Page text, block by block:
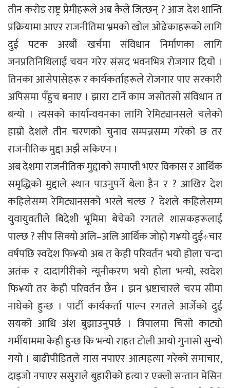
तीन करोड राष्ट्र प्रेमीहरूले अब कैले जित्छन् ? आज देश शान्ति
प्रक्रियामा आएर राजनीतिमा भ्रमको खोल ओढेकाहरूको लागि
दुई पटक अरबौं खर्चमा संविधान निर्माणका लागि
जनप्रतिनिधिलाई चयन गरेर संसद भवनभित्र रोजगार दियो ।
तिनका आसेपासेहरू र कार्यकर्ताहरूले रोजगार पाए सरकारी
अपिसमा पँहुच बनाए । झारा टार्ने काम जसोतसो संविधान त
बन्यो । त्यसको कार्यान्वयनका लागि रेमिट्यानसले चलेको
हाम्रो देशले तीन चरणको चुनाव सम्पन्नसम्म गरेको छ तर
राजनीतिक मुद्दा अझै सकिएन ।
अब देशमा राजनीतिक मुद्दाको समाप्ती भएर विकास र आर्थिक
समृद्धिको मुद्दाले स्थान पाउनुपर्ने बेला हैन र ? आखिर देश
कहिलेसम्म रेमिट्यानसको भरले चल्छ ? देशले कहिलेसम्म
युवायुवतीले बिदेशी भूमिमा बेचेको रगतले शासकहरूलाई
पाल्छ ? सीप सिक्यो अलि–अलि आर्थिक जोहो ग¥यो दुई÷चार
वर्षपछि स्वदेश फि¥यो अब त केही परिवर्तन भयो होला चन्दा
अतंक र दादागीरीको न्यूनीकरण भयो होला भन्यो, स्वदेश
फि¥यो तर केही परिवर्तन छैन । झन भ्रष्टाचारले चरम सीमा
नाघेको हुन्छ । पार्टी कार्यकर्ता पाल्न रगतले आर्जेको दुई
सयको आधि अंश बुझाउनुपर्छ । त्रिपालमा चिसो काट्यो
गर्मीयाममा केही हुन्छ कि भन्यो राहत टोली आयो गुनासो सुन्यो
गयो । बाढीपीडितले गास नपाएर आत्महत्या गरेको समाचार,
दाइजो नपाएर ससुराले बुहारीको हत्या र एक्लो सन्तान मेसिन